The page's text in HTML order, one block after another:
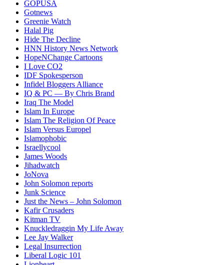
GOPUSA
Gotnews
Greenie Watch
Halal Pig
Hide The Decline
HNN History News Network
HopeNChange Cartoons
I Love CO2
IDF Spokesperson
Infidel Bloggers Alliance
IQ & PC — By Chris Brand
Iraq The Model
Islam In Europe
Islam The Religion Of Peace
Islam Versus Europel
Islamophobic
Israellycool
James Woods
Jihadwatch
JoNova
John Solomon reports
Junk Science
Just the News – John Solomon
Kafir Crusaders
Kitman TV
Knuckledraggin My Life Away
Lee Jay Walker
Legal Insurrection
Liberal Logic 101